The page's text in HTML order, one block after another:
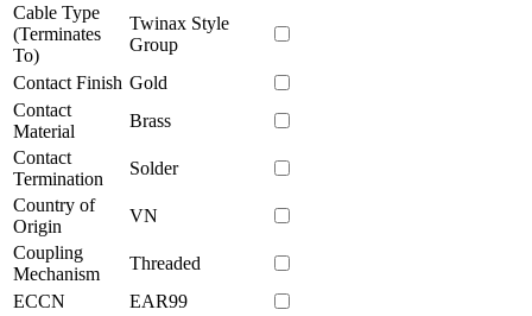
Cable Type
(Terminates
To)
Twinax Style
Group
Contact Finish Gold
Contact
Material
Brass
Contact
Termination
Solder
Country of
Origin
VN
Coupling
Mechanism
Threaded
ECCN
EAR99